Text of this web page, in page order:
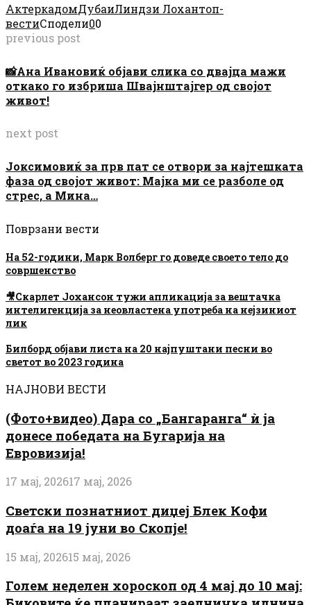
АктеркадомДубаиЛиндзи Лохантоп-
вестиСподели00
previous post
📸Ана Ивановиќ објави слика со двајца мажи
откако го избриша Швајнштајгер од својот
живот!
next post
Јоксимовиќ за прв пат се отвори за најтешката
фаза од својот живот: Мајка ми се разболе од
стрес, а Мина…
Поврзани вести
На 52-години, Марк Волберг го доведе своето тело до
совршенство
🎥Скарлет Јохансон тужи апликација за вештачка
интелигенција за неовластена употреба на нејзиниот
лик
Билборд објави листа на 20 најпуштани песни во
светот во 2023 година
НАЈНОВИ ВЕСТИ
(Фото+видео) Дара со „Бангаранга“ ѝ ја
донесе победата на Бугарија на
Евровизија!
17 мај, 202617 мај, 2026
Светски познатниот диџеј Блек Кофи
доаѓа на 19 јуни во Скопје!
15 мај, 202615 мај, 2026
Голем неделен хороскоп од 4 мај до 10 мај: